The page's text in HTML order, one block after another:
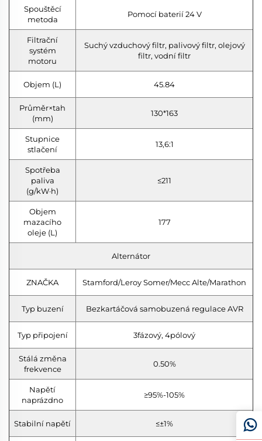
Spouštěcí
metoda
Pomocí baterií 24 V
Filtrační
systém
motoru
Suchý vzduchový filtr, palivový filtr, olejový
filtr, vodní filtr
Objem (L) 45.84
Průměr×tah
(mm)
130*163
Stupnice
stlačení
13,6:1
Spotřeba
paliva
(g/kW·h)
≤211
Objem
mazacího
oleje (L)
177
Alternátor
ZNAČKA Stamford/Leroy Somer/Mecc Alte/Marathon
Typ buzení Bezkartáčová samobuzená regulace AVR
Typ připojení 3fázový, 4pólový
Stálá změna
frekvence
0.50%
Napětí
naprázdno
≥95%-105%
Stabilní napětí ≤±1%